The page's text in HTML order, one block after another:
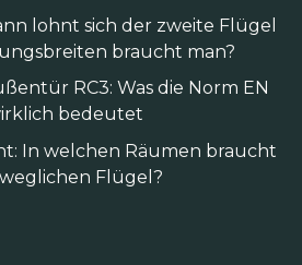
lohnt sich der zweite Flügel
braucht man?
RC3: Was die Norm EN
bedeutet
In welchen Räumen braucht
Flügel?